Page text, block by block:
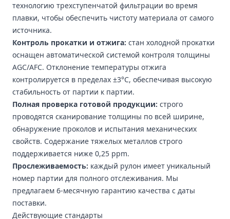
технологию трехступенчатой фильтрации во время
плавки, чтобы обеспечить чистоту материала от самого
источника.
Контроль прокатки и отжига: стан холодной прокатки
оснащен автоматической системой контроля толщины
AGC/AFC. Отклонение температуры отжига
контролируется в пределах ±3°C, обеспечивая высокую
стабильность от партии к партии.
Полная проверка готовой продукции: строго
проводятся сканирование толщины по всей ширине,
обнаружение проколов и испытания механических
свойств. Содержание тяжелых металлов строго
поддерживается ниже 0,25 ppm.
Прослеживаемость: каждый рулон имеет уникальный
номер партии для полного отслеживания. Мы
предлагаем 6-месячную гарантию качества с даты
поставки.
Действующие стандарты